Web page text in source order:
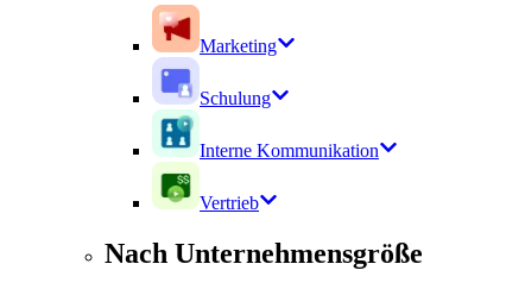
Marketing
Schulung
Interne Kommunikation
Vertrieb
Nach Unternehmensgröße